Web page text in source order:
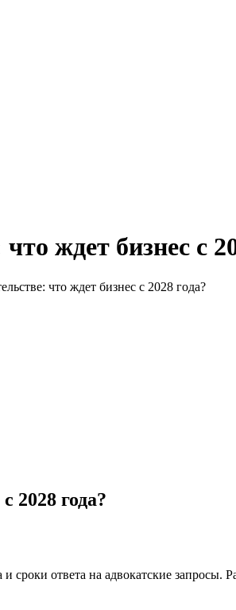
ждет бизнес с
что ждет бизнес с 2028 года?
2028 года?
сроки ответа на адвокатские запросы.